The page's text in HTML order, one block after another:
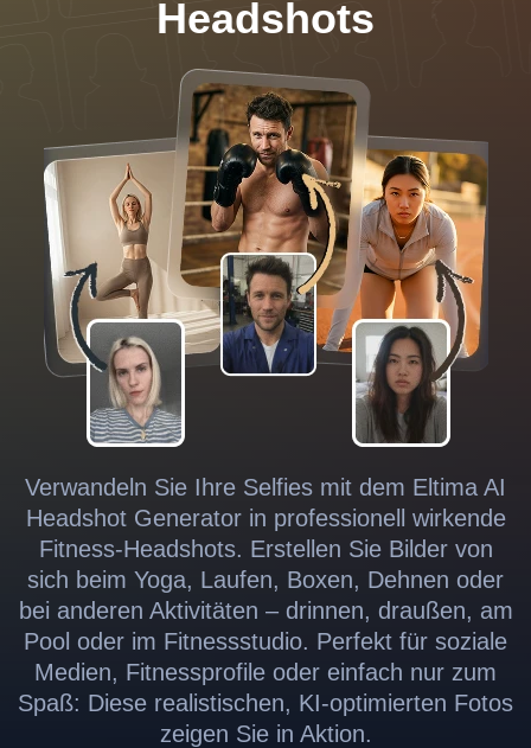
Headshots
Verwandeln Sie Ihre Selfies mit dem Eltima AI
Headshot Generator in professionell wirkende
Fitness-Headshots. Erstellen Sie Bilder von
sich beim Yoga, Laufen, Boxen, Dehnen oder
bei anderen Aktivitäten – drinnen, draußen, am
Pool oder im Fitnessstudio. Perfekt für soziale
Medien, Fitnessprofile oder einfach nur zum
Spaß: Diese realistischen, KI-optimierten Fotos
zeigen Sie in Aktion.